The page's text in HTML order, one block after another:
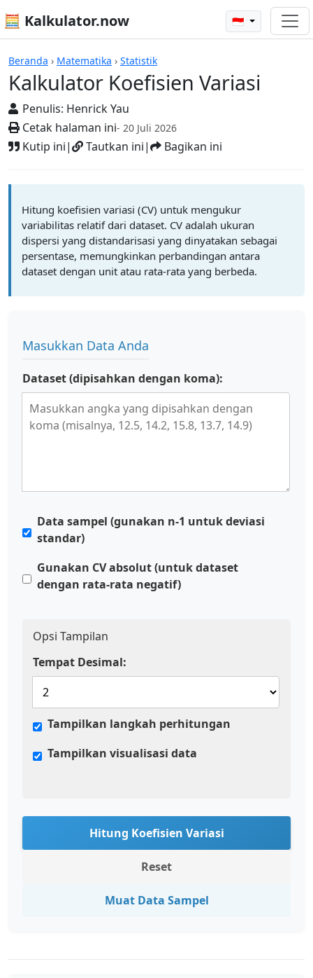
🧮 Kalkulator.now 🇮🇩
Beranda › Matematika › Statistik
Kalkulator Koefisien Variasi
Penulis: Henrick Yau
Cetak halaman ini- 20 Juli 2026
Kutip ini| Tautkan ini| Bagikan ini
Kalkulator-kalkulator
Hitung koefisien variasi (CV) untuk mengukur
variabilitas relatif dari dataset. CV adalah ukuran
dispersi yang distandarisasi yang dinyatakan sebagai
persentase, memungkinkan perbandingan antara
dataset dengan unit atau rata-rata yang berbeda.
Masukkan Data Anda
Dataset (dipisahkan dengan koma):
Data sampel (gunakan n-1 untuk deviasi
standar)
Gunakan CV absolut (untuk dataset
dengan rata-rata negatif)
Opsi Tampilan
Tempat Desimal:
Tampilkan langkah perhitungan
Tampilkan visualisasi data
Hitung Koefisien Variasi
Reset
Muat Data Sampel